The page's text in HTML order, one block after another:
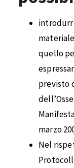
quello
previsto
marzo
Nel